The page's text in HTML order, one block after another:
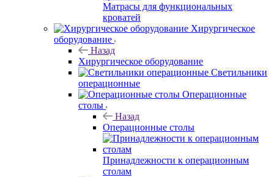
Матрасы для функциональных
кроватей
Хирургическое
оборудование
Назад
Хирургическое оборудование
Светильники
операционные
Операционные
столы
Назад
Операционные столы
Принадлежности к операционным
столам